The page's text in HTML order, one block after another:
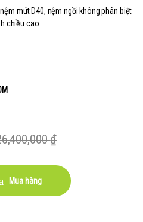
mút D40, nệm ngồi không phân biệt
chiều cao
₫
Mua hàng